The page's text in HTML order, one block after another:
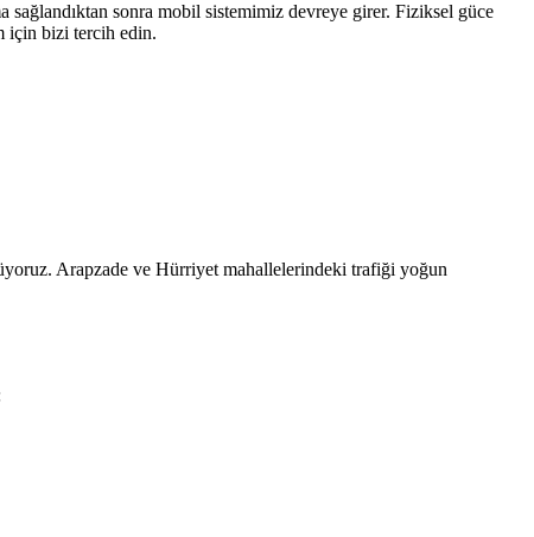
sağlandıktan sonra mobil sistemimiz devreye girer. Fiziksel güce
için bizi tercih edin.
Arapzade ve Hürriyet mahallelerindeki trafiği yoğun